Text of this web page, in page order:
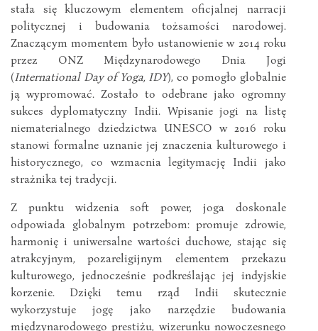
stała się kluczowym elementem oficjalnej narracji
politycznej i budowania tożsamości narodowej.
Znaczącym momentem było ustanowienie w 2014 roku
przez ONZ Międzynarodowego Dnia Jogi
(International Day of Yoga, IDY), co pomogło globalnie
ją wypromować. Zostało to odebrane jako ogromny
sukces dyplomatyczny Indii. Wpisanie jogi na listę
niematerialnego dziedzictwa UNESCO w 2016 roku
stanowi formalne uznanie jej znaczenia kulturowego i
historycznego, co wzmacnia legitymację Indii jako
strażnika tej tradycji.
Z punktu widzenia soft power, joga doskonale
odpowiada globalnym potrzebom: promuje zdrowie,
harmonię i uniwersalne wartości duchowe, stając się
atrakcyjnym, pozareligijnym elementem przekazu
kulturowego, jednocześnie podkreślając jej indyjskie
korzenie. Dzięki temu rząd Indii skutecznie
wykorzystuje jogę jako narzędzie budowania
międzynarodowego prestiżu, wizerunku nowoczesnego